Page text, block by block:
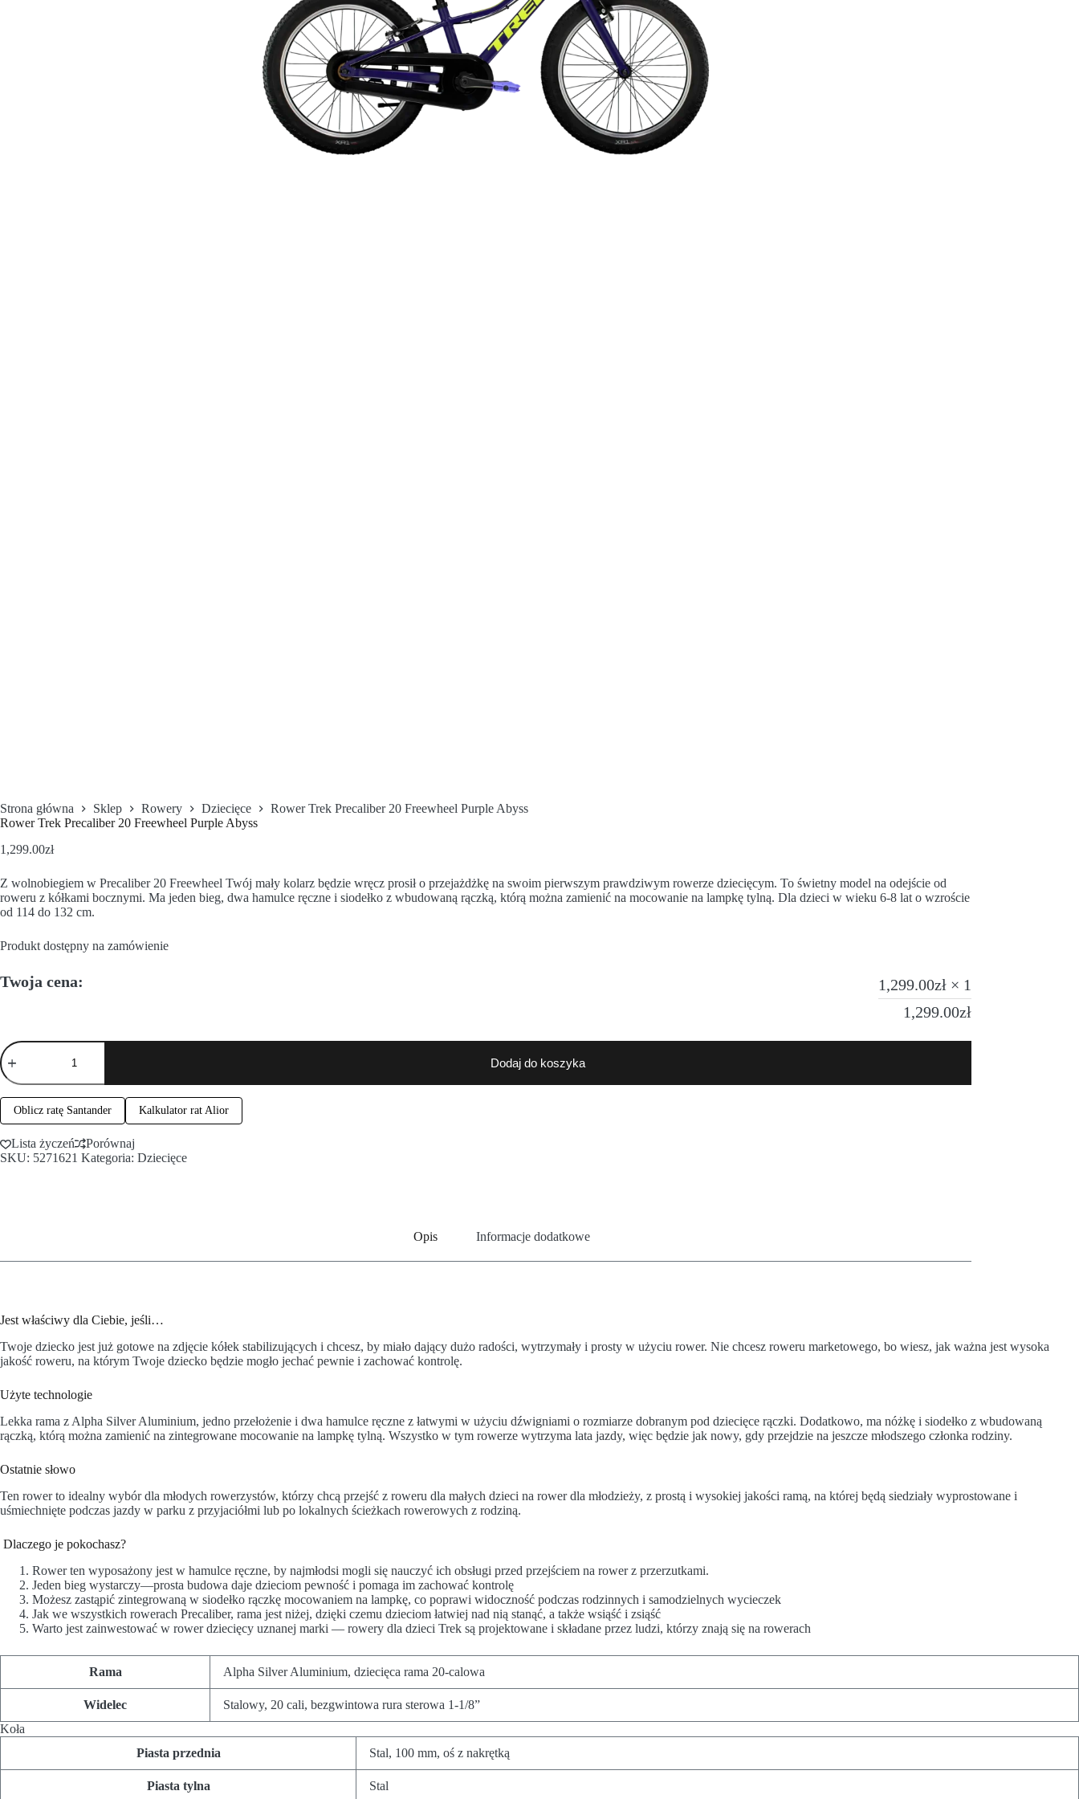
Strona główna Sklep Rowery Dziecięce
Rower Trek Precaliber 20 Freewheel Purple Abyss
Rower Trek Precaliber 20 Freewheel Purple Abyss
1,299.00zł
Z wolnobiegiem w Precaliber 20 Freewheel Twój mały kolarz będzie wręcz prosił o przejażdżkę na swoim pierwszym prawdziwym rowerze dziecięcym. To świetny model na odejście od
roweru z kółkami bocznymi. Ma jeden bieg, dwa hamulce ręczne i siodełko z wbudowaną rączką, którą można zamienić na mocowanie na lampkę tylną. Dla dzieci w wieku 6-8 lat o wzroście
od 114 do 132 cm.
Produkt dostępny na zamówienie
Twoja cena: 1,299.00zł × 1
1,299.00zł
Dodaj do koszyka
Oblicz ratę Santander Kalkulator rat Alior
Lista życzeń
Porównaj
SKU: 5271621 Kategoria: Dziecięce
Opis Informacje dodatkowe
Jest właściwy dla Ciebie, jeśli…
Twoje dziecko jest już gotowe na zdjęcie kółek stabilizujących i chcesz, by miało dający dużo radości, wytrzymały i prosty w użyciu rower. Nie chcesz roweru marketowego, bo wiesz, jak ważna jest wysoka
jakość roweru, na którym Twoje dziecko będzie mogło jechać pewnie i zachować kontrolę.
Użyte technologie
Lekka rama z Alpha Silver Aluminium, jedno przełożenie i dwa hamulce ręczne z łatwymi w użyciu dźwigniami o rozmiarze dobranym pod dziecięce rączki. Dodatkowo, ma nóżkę i siodełko z wbudowaną
rączką, którą można zamienić na zintegrowane mocowanie na lampkę tylną. Wszystko w tym rowerze wytrzyma lata jazdy, więc będzie jak nowy, gdy przejdzie na jeszcze młodszego członka rodziny.
Ostatnie słowo
Ten rower to idealny wybór dla młodych rowerzystów, którzy chcą przejść z roweru dla małych dzieci na rower dla młodzieży, z prostą i wysokiej jakości ramą, na której będą siedziały wyprostowane i
uśmiechnięte podczas jazdy w parku z przyjaciółmi lub po lokalnych ścieżkach rowerowych z rodziną.
Dlaczego je pokochasz?
Rower ten wyposażony jest w hamulce ręczne, by najmłodsi mogli się nauczyć ich obsługi przed przejściem na rower z przerzutkami.
Jeden bieg wystarczy—prosta budowa daje dzieciom pewność i pomaga im zachować kontrolę
Możesz zastąpić zintegrowaną w siodełko rączkę mocowaniem na lampkę, co poprawi widoczność podczas rodzinnych i samodzielnych wycieczek
Jak we wszystkich rowerach Precaliber, rama jest niżej, dzięki czemu dzieciom łatwiej nad nią stanąć, a także wsiąść i zsiąść
Warto jest zainwestować w rower dziecięcy uznanej marki — rowery dla dzieci Trek są projektowane i składane przez ludzi, którzy znają się na rowerach
Rama Alpha Silver Aluminium, dziecięca rama 20-calowa
Widelec
Stalowy, 20 cali, bezgwintowa rura sterowa 1-1/8”
Koła
Piasta przednia
Stal, 100 mm, oś z nakrętką
Piasta tylna Stal